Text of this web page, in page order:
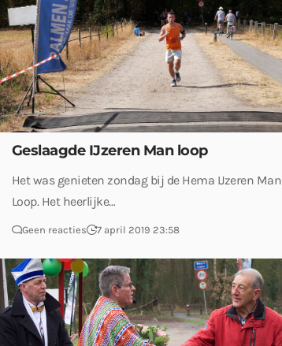
Geslaagde IJzeren Man loop
Het was genieten zondag bij de Hema IJzeren Man
Loop. Het heerlijke…
Geen reacties 7 april 2019 23:58